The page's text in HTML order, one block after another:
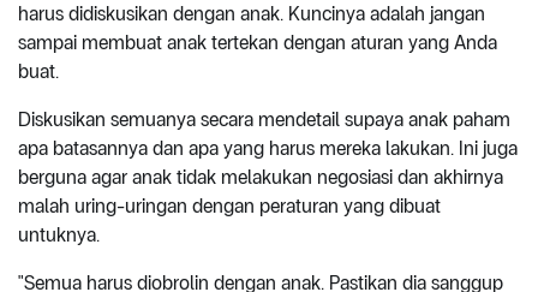
harus didiskusikan dengan anak. Kuncinya adalah jangan
sampai membuat anak tertekan dengan aturan yang Anda
buat.
Diskusikan semuanya secara mendetail supaya anak paham
apa batasannya dan apa yang harus mereka lakukan. Ini juga
berguna agar anak tidak melakukan negosiasi dan akhirnya
malah uring-uringan dengan peraturan yang dibuat
untuknya.
"Semua harus diobrolin dengan anak. Pastikan dia sanggup